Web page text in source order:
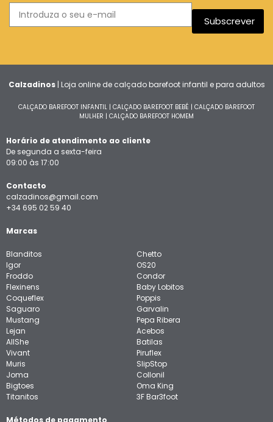
Subscrever
Calzadinos| Loja online de calçado barefoot infantil e para adultos
CALÇADO BAREFOOT INFANTIL | CALÇADO BAREFOOT BEBÉ | CALÇADO BAREFOOT
MULHER | CALÇADO BAREFOOT HOMEM
Horário de atendimento ao cliente
De segunda a sexta-feira
09:00 às 17:00
Contacto
calzadinos@gmail.com
+34 695 02 59 40
Marcas
Blanditos
Igor
Froddo
Flexinens
Coqueflex
Saguaro
Mustang
Lejan
AllShe
Vivant
Muris
Joma
Bigtoes
Titanitos
Chetto
OS20
Condor
Baby Lobitos
Poppis
Garvalin
Pepa Ribera
Acebos
Batilas
Piruflex
SlipStop
Collonil
Oma King
3F Bar3foot
Métodos de pagamento